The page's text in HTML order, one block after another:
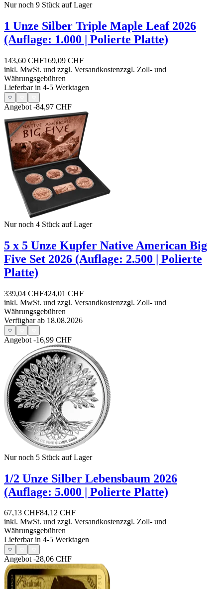
Nur noch 9 Stück auf Lager
1 Unze Silber Triple Maple Leaf 2026
(Auflage: 1.000 | Polierte Platte)
143,60 CHF169,09 CHF
inkl. MwSt. und zzgl. Versandkostenzzgl. Zoll- und
Währungsgebühren
Lieferbar in 4-5 Werktagen
Angebot -84,97 CHF
Nur noch 4 Stück auf Lager
5 x 5 Unze Kupfer Native American Big
Five Set 2026 (Auflage: 2.500 | Polierte
Platte)
339,04 CHF424,01 CHF
inkl. MwSt. und zzgl. Versandkostenzzgl. Zoll- und
Währungsgebühren
Verfügbar ab 18.08.2026
Angebot -16,99 CHF
Nur noch 5 Stück auf Lager
1/2 Unze Silber Lebensbaum 2026
(Auflage: 5.000 | Polierte Platte)
67,13 CHF84,12 CHF
inkl. MwSt. und zzgl. Versandkostenzzgl. Zoll- und
Währungsgebühren
Lieferbar in 4-5 Werktagen
Angebot-28,06 CHF